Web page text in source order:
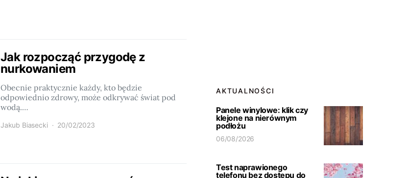
Jak rozpocząć przygodę z
nurkowaniem
Obecnie praktycznie każdy, kto będzie
odpowiednio zdrowy, może odkrywać świat pod
wodą.…
Jakub Biasecki 20/02/2023
AKTUALNOŚCI
Panele winylowe: klik czy
klejone na nierównym
podłożu
06/08/2026
Test naprawionego
telefonu bez dostępu do